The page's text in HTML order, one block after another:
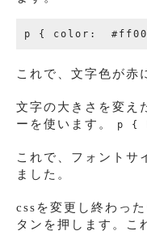
これで、文字色が赤
文字の大きさを変え
ーを使います。
p {
これで、フォントサ
ました。
cssを変更し終わっ
タンを押します。こ